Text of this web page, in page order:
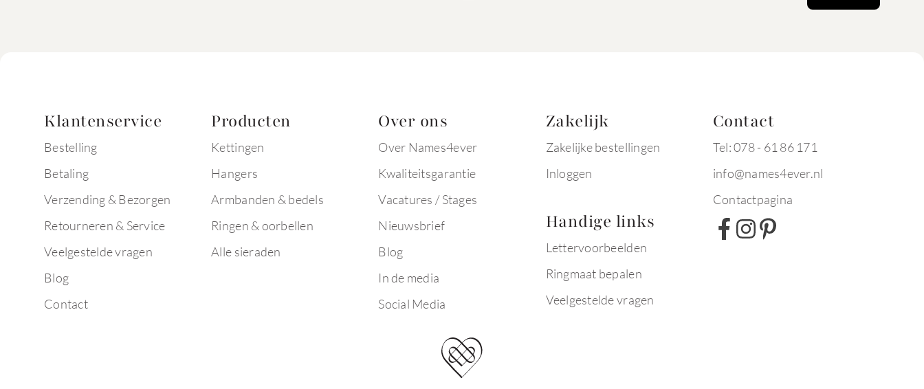
Klantenservice
Bestelling
Betaling
Verzending & Bezorgen
Retourneren & Service
Veelgestelde vragen
Blog
Contact
Producten
Kettingen
Hangers
Armbanden & bedels
Ringen & oorbellen
Alle sieraden
Over ons
Over Names4ever
Kwaliteitsgarantie
Vacatures / Stages
Nieuwsbrief
Blog
In de media
Social Media
Zakelijk
Zakelijke bestellingen
Inloggen
Handige links
Lettervoorbeelden
Ringmaat bepalen
Veelgestelde vragen
Contact
Tel: 078 - 61 86 171
info@names4ever.nl
Contactpagina